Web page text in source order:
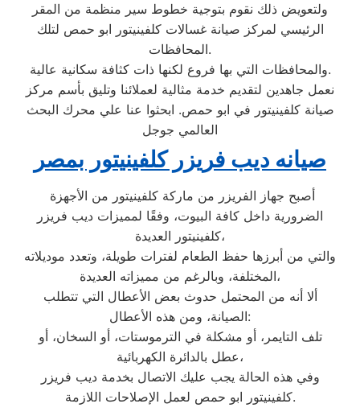
ولتعويض ذلك نقوم بتوجية خطوط سير منظمة من المقر
الرئيسي لمركز صيانة غسالات كلفينيتور ابو حمص لتلك
المحافظات.
والمحافظات التي بها فروع لكنها ذات كثافة سكانية عالية.
نعمل جاهدين لتقديم خدمة مثالية لعملائنا وتليق بأسم مركز
صيانة كلفينيتور في ابو حمص. ابحثوا عنا علي محرك البحث
العالمي جوجل
صيانه ديب فريزر كلفينيتور بمصر
الضرورية داخل كافة البيوت، وفقًا لمميزات ديب فريزر
كلفينيتور العديدة،
والتي من أبرزها حفظ الطعام لفترات طويلة، وتعدد موديلاته
المختلفة، وبالرغم من مميزاته العديدة،
ألا أنه من المحتمل حدوث بعض الأعطال التي تتطلب
الصيانة، ومن هذه الأعطال:
تلف التايمر، أو مشكلة في الترموستات، أو السخان، أو
عطل بالدائرة الكهربائية،
وفي هذه الحالة يجب عليك الاتصال بخدمة ديب فريزر
كلفينيتور ابو حمص لعمل الإصلاحات اللازمة.